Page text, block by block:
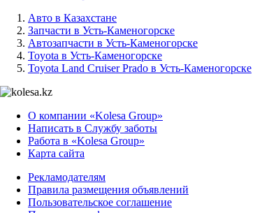
Авто в Казахстане
Запчасти в Усть-Каменогорске
Автозапчасти в Усть-Каменогорске
Toyota в Усть-Каменогорске
Toyota Land Cruiser Prado в Усть-Каменогорске
О компании «Kolesa Group»
Написать в Службу заботы
Работа в «Kolesa Group»
Карта сайта
Рекламодателям
Правила размещения объявлений
Пользовательское соглашение